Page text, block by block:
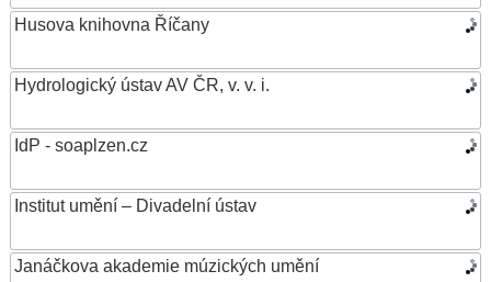
Husova knihovna Říčany
Hydrologický ústav AV ČR, v. v. i.
IdP - soaplzen.cz
Institut umění – Divadelní ústav
Janáčkova akademie múzických umění